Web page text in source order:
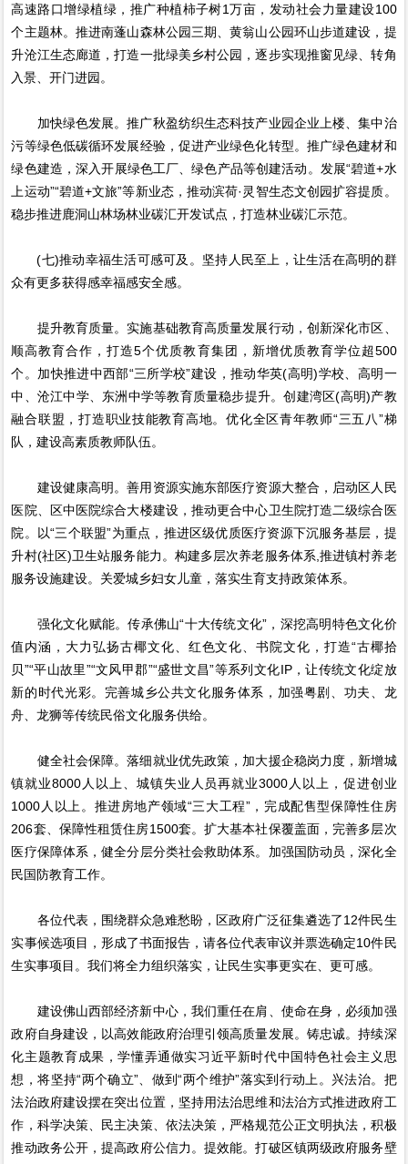
高速路口增绿植绿，推广种植柿子树1万亩，发动社会力量建设100
个主题林。推进南蓬山森林公园三期、黄翁山公园环山步道建设，提
升沧江生态廊道，打造一批绿美乡村公园，逐步实现推窗见绿、转角
入景、开门进园。
加快绿色发展。推广秋盈纺织生态科技产业园企业上楼、集中治
污等绿色低碳循环发展经验，促进产业绿色化转型。推广绿色建材和
绿色建造，深入开展绿色工厂、绿色产品等创建活动。发展“碧道+水
上运动”“碧道+文旅”等新业态，推动滨荷·灵智生态文创园扩容提质。
稳步推进鹿洞山林场林业碳汇开发试点，打造林业碳汇示范。
(七)推动幸福生活可感可及。坚持人民至上，让生活在高明的群
众有更多获得感幸福感安全感。
提升教育质量。实施基础教育高质量发展行动，创新深化市区、
顺高教育合作，打造5个优质教育集团，新增优质教育学位超500
个。加快推进中西部“三所学校”建设，推动华英(高明)学校、高明一
中、沧江中学、东洲中学等教育质量稳步提升。创建湾区(高明)产教
融合联盟，打造职业技能教育高地。优化全区青年教师“三五八”梯
队，建设高素质教师队伍。
建设健康高明。善用资源实施东部医疗资源大整合，启动区人民
医院、区中医院综合大楼建设，推动更合中心卫生院打造二级综合医
院。以“三个联盟”为重点，推进区级优质医疗资源下沉服务基层，提
升村(社区)卫生站服务能力。构建多层次养老服务体系,推进镇村养老
服务设施建设。关爱城乡妇女儿童，落实生育支持政策体系。
强化文化赋能。传承佛山“十大传统文化”，深挖高明特色文化价
值内涵，大力弘扬古椰文化、红色文化、书院文化，打造“古椰拾
贝”“平山故里”“文风甲郡”“盛世文昌”等系列文化IP，让传统文化绽放
新的时代光彩。完善城乡公共文化服务体系，加强粤剧、功夫、龙
舟、龙狮等传统民俗文化服务供给。
健全社会保障。落细就业优先政策，加大援企稳岗力度，新增城
镇就业8000人以上、城镇失业人员再就业3000人以上，促进创业
1000人以上。推进房地产领域“三大工程”，完成配售型保障性住房
206套、保障性租赁住房1500套。扩大基本社保覆盖面，完善多层次
医疗保障体系，健全分层分类社会救助体系。加强国防动员，深化全
民国防教育工作。
各位代表，围绕群众急难愁盼，区政府广泛征集遴选了12件民生
实事候选项目，形成了书面报告，请各位代表审议并票选确定10件民
生实事项目。我们将全力组织落实，让民生实事更实在、更可感。
建设佛山西部经济新中心，我们重任在肩、使命在身，必须加强
政府自身建设，以高效能政府治理引领高质量发展。铸忠诚。持续深
化主题教育成果，学懂弄通做实习近平新时代中国特色社会主义思
想，将坚持“两个确立”、做到“两个维护”落实到行动上。兴法治。把
法治政府建设摆在突出位置，坚持用法治思维和法治方式推进政府工
作，科学决策、民主决策、依法决策，严格规范公正文明执法，积极
推动政务公开，提高政府公信力。提效能。打破区镇两级政府服务壁